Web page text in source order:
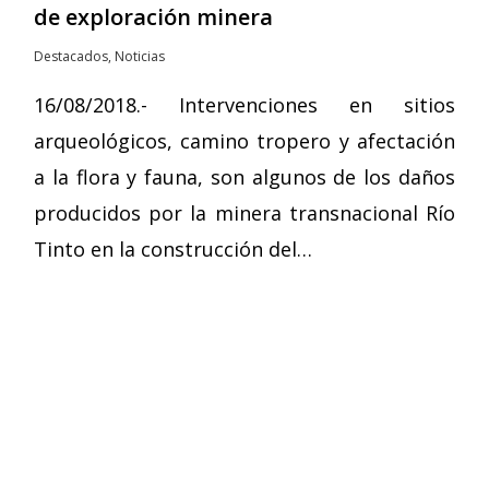
de exploración minera
Destacados, Noticias
16/08/2018.- Intervenciones en sitios
arqueológicos, camino tropero y afectación
a la flora y fauna, son algunos de los daños
producidos por la minera transnacional Río
Tinto en la construcción del…